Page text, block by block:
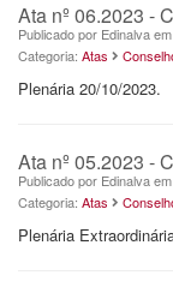
Ata nº 06.2023 -
Publicado por Edinalva em
Categoria: Atas
Plenária 20/10/2023.
Ata nº 05.2023 -
Publicado por Edinalva em
Categoria: Atas
Plenária